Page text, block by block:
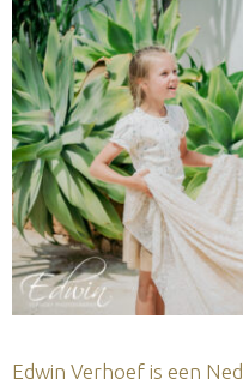
Edwin Verhoef is een